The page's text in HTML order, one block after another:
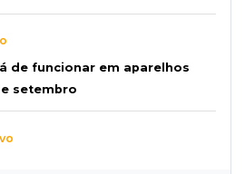
de funcionar em aparelhos
setembro